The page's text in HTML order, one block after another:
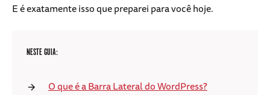
E é exatamente isso que preparei para você hoje.
NESTE GUIA:
O que é a Barra Lateral do WordPress?